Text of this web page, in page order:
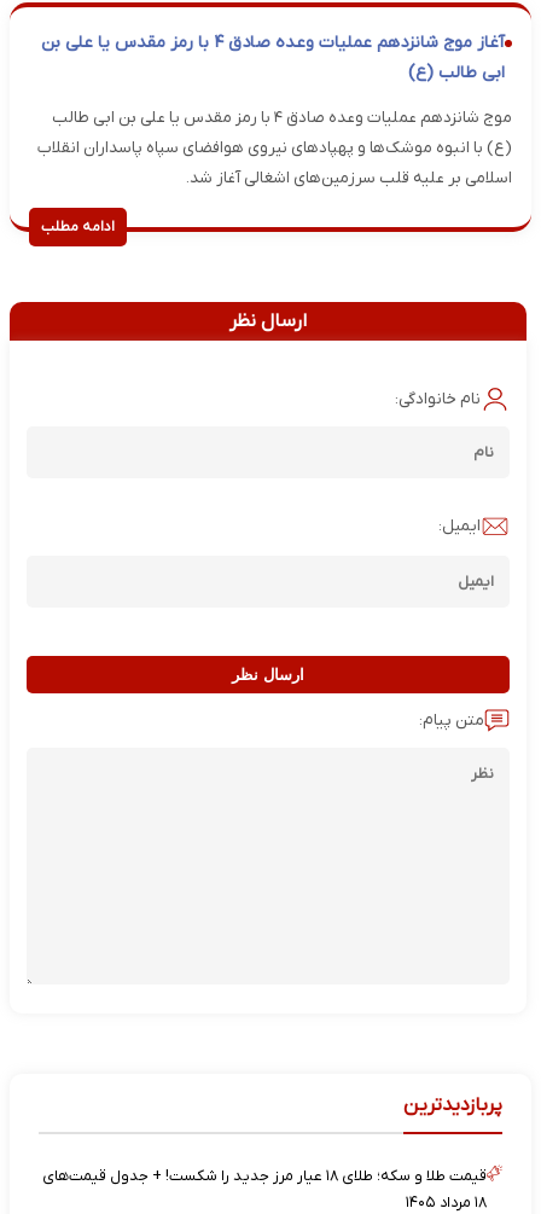
آغاز موج شانزدهم عملیات وعده صادق ۴ با رمز مقدس یا علی بن
ابی طالب (ع)
موج شانزدهم عملیات وعده صادق ۴ با رمز مقدس یا علی بن ابی طالب
(ع) با انبوه موشک‌ها و پهپادهای نیروی هوافضای سپاه پاسداران انقلاب
اسلامی بر علیه قلب سرزمین‌های اشغالی آغاز شد.
ادامه مطلب
ارسال نظر
نام خانوادگی:
ایمیل:
ارسال نظر
متن پیام:
پربازدیدترین
قیمت طلا و سکه؛ طلای ۱۸ عیار مرز جدید را شکست! + جدول قیمت‌های
۱۸ مرداد ۱۴۰۵